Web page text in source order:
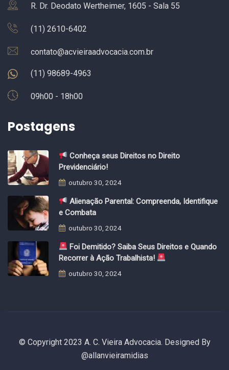
R. Dr. Deodato Wertheimer, 1605 - Sala 55
(11) 2610-6402
contato@acvieiraadvocacia.com.br
(11) 98689-4963
09h00 - 18h00
Postagens
Conheça seus Direitos no Direito
Previdenciário!
outubro 30, 2024
Alienação Parental: Compreenda, Identifique
e Combata
outubro 30, 2024
Foi Demitido? Saiba Seus Direitos e Quando
Recorrer à Ação Trabalhista!
outubro 30, 2024
© Copyright 2023 A. C. Vieira Advocacia. Designed By
@allanvieiramidias